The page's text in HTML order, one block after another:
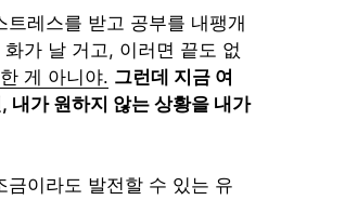
레스를 받고 공부를 내팽개
가 날 거고, 이러면 끝도 없
게 아니야. 그런데 지금 여
내가 원하지 않는 상황을 내가
이라도 발전할 수 있는 유